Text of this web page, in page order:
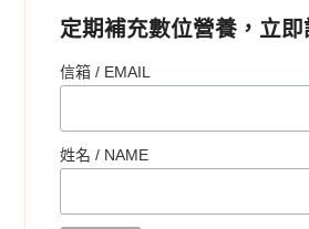
定期補充數位營養，立即
信箱 / EMAIL
姓名 / NAME